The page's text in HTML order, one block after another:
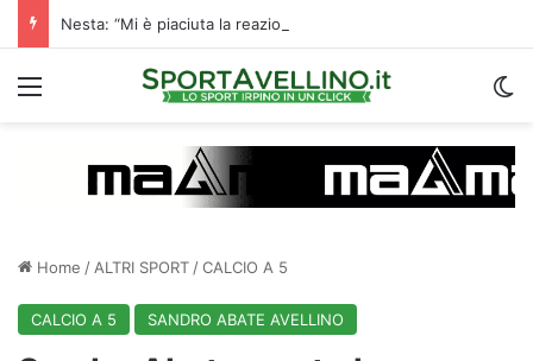
Menu
Home / ALTRI SPORT /CALCIO A 5
CALCIO A 5 SANDRO ABATE AVELLINO